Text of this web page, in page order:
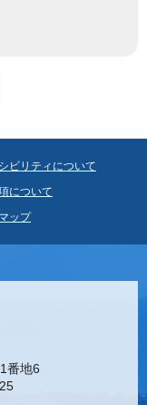
ビリティについて
について
ップ
番地6